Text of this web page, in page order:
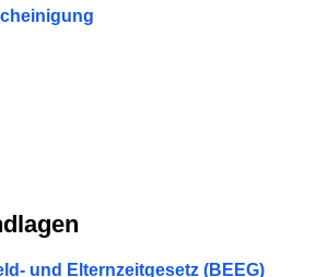
und Elternzeitgesetz (BEEG)